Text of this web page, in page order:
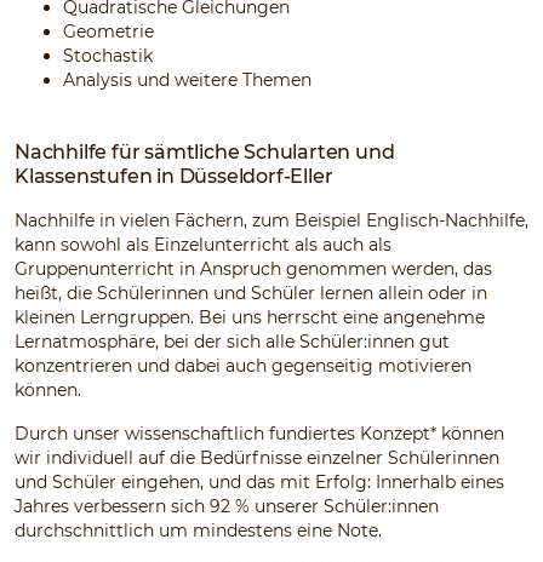
Quadratische Gleichungen
Geometrie
Stochastik
Analysis und weitere Themen
Nachhilfe für sämtliche Schularten und
Klassenstufen in Düsseldorf-Eller
Nachhilfe in vielen Fächern, zum Beispiel Englisch-Nachhilfe,
kann sowohl als Einzelunterricht als auch als
Gruppenunterricht in Anspruch genommen werden, das
heißt, die Schülerinnen und Schüler lernen allein oder in
kleinen Lerngruppen. Bei uns herrscht eine angenehme
Lernatmosphäre, bei der sich alle Schüler:innen gut
konzentrieren und dabei auch gegenseitig motivieren
können.
Durch unser wissenschaftlich fundiertes Konzept* können
wir individuell auf die Bedürfnisse einzelner Schülerinnen
und Schüler eingehen, und das mit Erfolg: Innerhalb eines
Jahres verbessern sich 92 % unserer Schüler:innen
durchschnittlich um mindestens eine Note.